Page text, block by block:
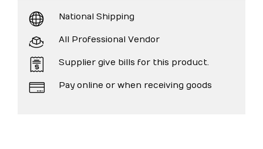
National Shipping
All Professional Vendor
Supplier give bills for this product.
Pay online or when receiving goods